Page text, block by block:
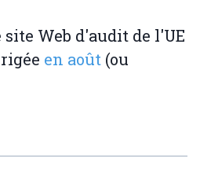
Web d'audit de l'UE
en août (ou